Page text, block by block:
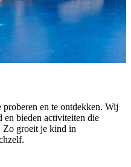
en te ontdekken. Wij
en bieden activiteiten die
Zo groeit je kind in